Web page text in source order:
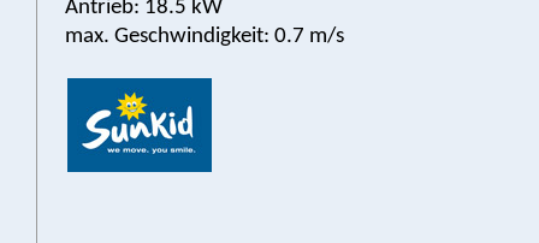
Antrieb: 18.5 kW
max. Geschwindigkeit: 0.7 m/s